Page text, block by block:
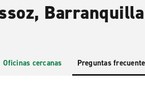
Barranquilla
Oficinas cercanas Preguntas